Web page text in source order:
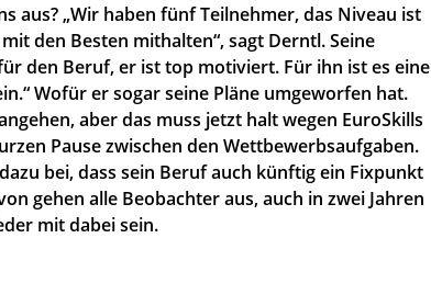
aus? „Wir haben fünf Teilnehmer, das Niveau ist
den Besten mithalten“, sagt Derntl. Seine
den Beruf, er ist top motiviert. Für ihn ist es eine
Wofür er sogar seine Pläne umgeworfen hat.
aber das muss jetzt halt wegen EuroSkills
Pause zwischen den Wettbewerbsaufgaben.
bei, dass sein Beruf auch künftig ein Fixpunkt
gehen alle Beobachter aus, auch in zwei Jahren
mit dabei sein.